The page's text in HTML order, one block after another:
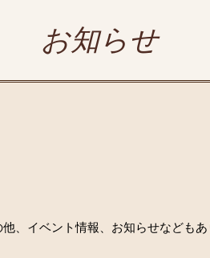
お知らせ
、イベント情報、お知らせなども